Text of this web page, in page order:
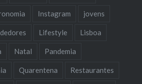
Instagram jovens
Lifestyle Lisboa
Natal Pandemia
Quarentena Restaurantes